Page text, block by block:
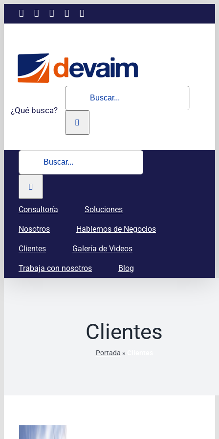
Saltar
LinkedInInstagramFacebook
¿Qué busca?
Buscar:
Buscar:
Consultoría Soluciones
Nosotros Hablemos de Negocios
Clientes Galería de Videos
Trabaja con nosotros Blog
Clientes
Portada »